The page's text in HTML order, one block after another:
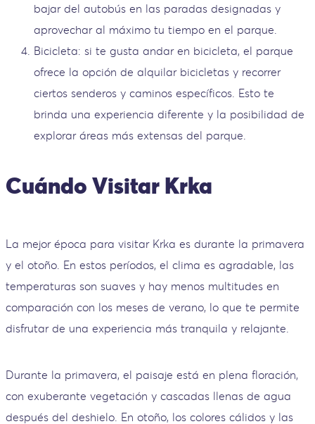
bajar del autobús en las paradas designadas y
aprovechar al máximo tu tiempo en el parque.
Bicicleta: si te gusta andar en bicicleta, el parque
ofrece la opción de alquilar bicicletas y recorrer
ciertos senderos y caminos específicos. Esto te
brinda una experiencia diferente y la posibilidad de
explorar áreas más extensas del parque.
Cuándo Visitar Krka
La mejor época para visitar Krka es durante la primavera
y el otoño. En estos períodos, el clima es agradable, las
temperaturas son suaves y hay menos multitudes en
comparación con los meses de verano, lo que te permite
disfrutar de una experiencia más tranquila y relajante.
Durante la primavera, el paisaje está en plena floración,
con exuberante vegetación y cascadas llenas de agua
después del deshielo. En otoño, los colores cálidos y las